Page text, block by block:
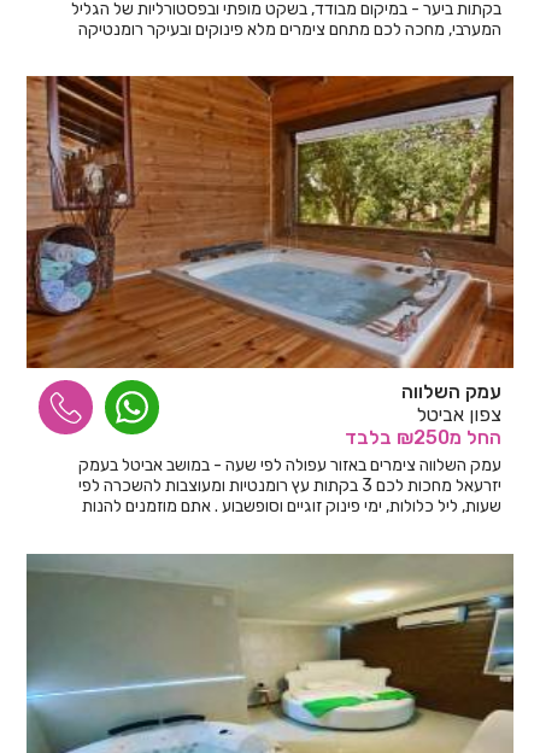
בקתות ביער - במיקום מבודד, בשקט מופתי ובפסטורליות של הגליל
המערבי, מחכה לכם מתחם צימרים מלא פינוקים ובעיקר רומנטיקה
עמק השלווה
צפון אביטל
החל מ₪250 בלבד
עמק השלווה צימרים באזור עפולה לפי שעה - במושב אביטל בעמק
יזרעאל מחכות לכם 3 בקתות עץ רומנטיות ומעוצבות להשכרה לפי
שעות, ליל כלולות, ימי פינוק זוגיים וסופשבוע . אתם מוזמנים להנות